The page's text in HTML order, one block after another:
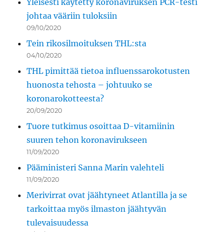
Yleisesti käytetty koronaviruksen PCR-testi
johtaa vääriin tuloksiin
09/10/2020
Tein rikosilmoituksen THL:sta
04/10/2020
THL pimittää tietoa influenssarokotusten
huonosta tehosta – johtuuko se
koronarokotteesta?
20/09/2020
Tuore tutkimus osoittaa D-vitamiinin
suuren tehon koronavirukseen
11/09/2020
Pääministeri Sanna Marin valehteli
11/09/2020
Merivirrat ovat jäähtyneet Atlantilla ja se
tarkoittaa myös ilmaston jäähtyvän
tulevaisuudessa